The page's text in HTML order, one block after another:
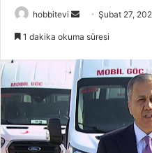
hobbitevi
Bir
göndermek
Şubat 27,
1 dakika okuma süresi